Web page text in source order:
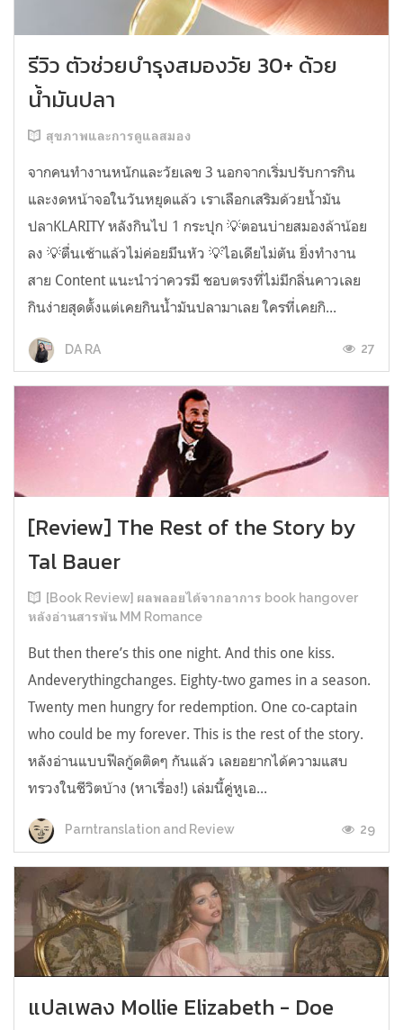
รีวิว ตัวช่วยบำรุงสมองวัย 30+ ด้วย
น้ำมันปลา
สุขภาพและการดูแลสมอง
จากคนทำงานหนักและวัยเลข 3 นอกจากเริ่มปรับการกิน
และงดหน้าจอในวันหยุดแล้ว เราเลือกเสริมด้วยน้ำมัน
ปลาKLARITY หลังกินไป 1 กระปุก 💡ตอนบ่ายสมองล้าน้อย
ลง 💡ตื่นเช้าแล้วไม่ค่อยมึนหัว 💡ไอเดียไม่ตัน ยิ่งทำงาน
สาย Content แนะนำว่าควรมี ชอบตรงที่ไม่มีกลิ่นคาวเลย
กินง่ายสุดตั้งแต่เคยกินน้ำมันปลามาเลย ใครที่เคยกิ...
DA RA 27
[Review] The Rest of the Story by
Tal Bauer
[Book Review] ผลพลอยได้จากอาการ book hangover
หลังอ่านสารพัน MM Romance
But then there’s this one night. And this one kiss.
Andeverythingchanges. Eighty-two games in a season.
Twenty men hungry for redemption. One co-captain
who could be my forever. This is the rest of the story.
หลังอ่านแบบฟีลกู้ดติดๆ กันแล้ว เลยอยากได้ความแสบ
ทรวงในชีวิตบ้าง (หาเรื่อง!) เล่มนี้คู่หูเอ...
Parntranslation and Review 29
แปลเพลง Mollie Elizabeth - Doe